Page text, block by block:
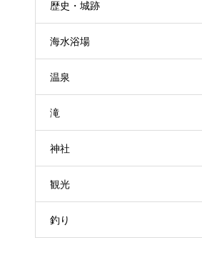
歴史・城跡
海水浴場
温泉
滝
神社
観光
釣り